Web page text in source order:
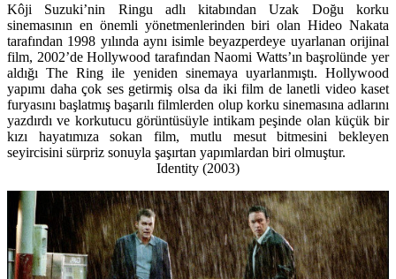
Kôji Suzuki’nin Ringu adlı kitabından Uzak Doğu korku
sinemasının en önemli yönetmenlerinden biri olan Hideo Nakata
tarafından 1998 yılında aynı isimle beyazperdeye uyarlanan orijinal
film, 2002’de Hollywood tarafından Naomi Watts’ın başrolünde yer
aldığı The Ring ile yeniden sinemaya uyarlanmıştı. Hollywood
yapımı daha çok ses getirmiş olsa da iki film de lanetli video kaset
furyasını başlatmış başarılı filmlerden olup korku sinemasına adlarını
yazdırdı ve korkutucu görüntüsüyle intikam peşinde olan küçük bir
kızı hayatımıza sokan film, mutlu mesut bitmesini bekleyen
seyircisini sürpriz sonuyla şaşırtan yapımlardan biri olmuştur.
Identity (2003)